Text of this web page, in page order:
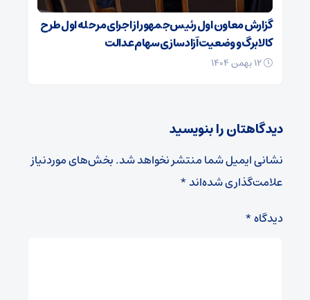
گزارش معاون اول رئیس‌جمهور از اجرای مرحله اول طرح
کالابرگ و وضعیت آزادسازی سهام عدالت
دیدگاهتان را بنویسید
نشانی ایمیل شما منتشر نخواهد شد.بخش‌های موردنیاز
علامت‌گذاری شده‌اند*
دیدگاه*